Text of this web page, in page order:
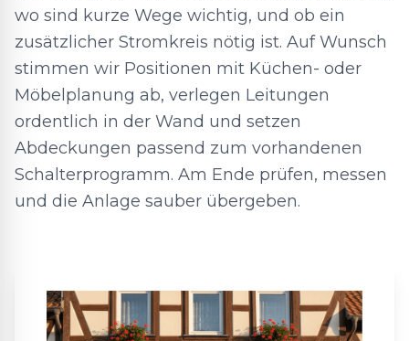
wo sind kurze Wege wichtig, und ob ein
zusätzlicher Stromkreis nötig ist. Auf Wunsch
stimmen wir Positionen mit Küchen- oder
Möbelplanung ab, verlegen Leitungen
ordentlich in der Wand und setzen
Abdeckungen passend zum vorhandenen
Schalterprogramm. Am Ende prüfen, messen
und die Anlage sauber übergeben.